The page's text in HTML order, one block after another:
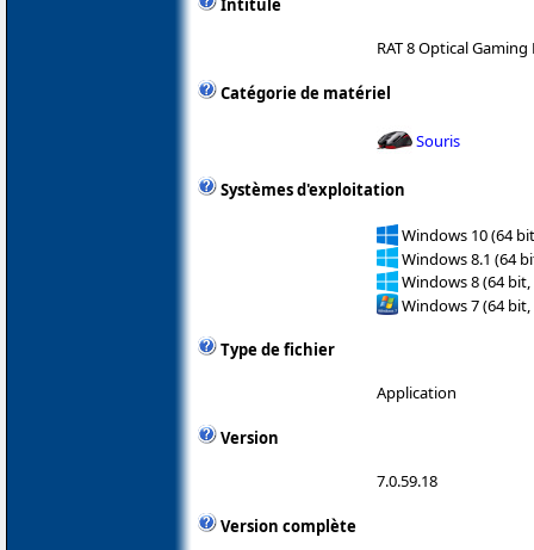
Intitulé
RAT 8 Optical
Catégorie de matériel
Souris
Systèmes d'exploitation
Windows 10 (64
Windows 8.1 (64
Windows 8 (64 bit,
Windows 7 (64 bit,
Type de fichier
Application
Version
7.0.59.18
Version complète